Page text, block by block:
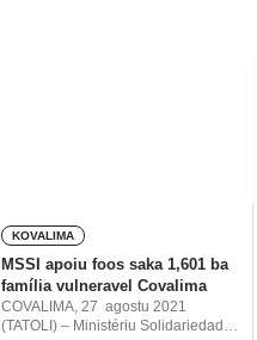
KOVALIMA
MSSI apoiu foos saka 1,601 ba
família vulneravel Covalima
COVALIMA, 27 agostu 2021
(TATOLI) – Ministériu Solidariedade